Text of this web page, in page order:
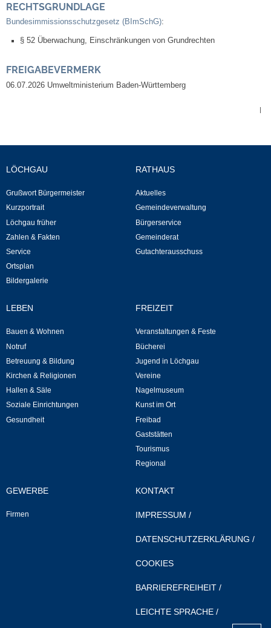
Kirchen & Religionen
Evangelische Kirchengemeinde
Katholische Kirchengemeinde
Gemeindehalle
Sporthalle Greuth
Schulturnhalle
Hallen- und Raumreservierung
Freizeit
Veranstaltungen & Feste
Veranstaltungskalender
RECHTSGRUNDLAGE
Bundesimmissionsschutzgesetz (BImSchG):
§ 52 Überwachung, Einschränkungen von Grundrechten
FREIGABEVERMERK
06.07.2026 Umweltministerium Baden-Württemberg
|
LÖCHGAU
Grußwort Bürgermeister
Kurzportrait
Löchgau früher
Zahlen & Fakten
Service
Ortsplan
Bildergalerie
RATHAUS
Aktuelles
Gemeindeverwaltung
Bürgerservice
Gemeinderat
Gutachterausschuss
LEBEN
Bauen & Wohnen
Notruf
Betreuung & Bildung
Kirchen & Religionen
Hallen & Säle
Soziale Einrichtungen
Gesundheit
FREIZEIT
Veranstaltungen & Feste
Bücherei
Jugend in Löchgau
Vereine
Nagelmuseum
Kunst im Ort
Freibad
Gaststätten
Tourismus
Regional
GEWERBE
Firmen
KONTAKT
IMPRESSUM /
DATENSCHUTZERKLÄRUNG /
COOKIES
BARRIEREFREIHEIT /
LEICHTE SPRACHE /